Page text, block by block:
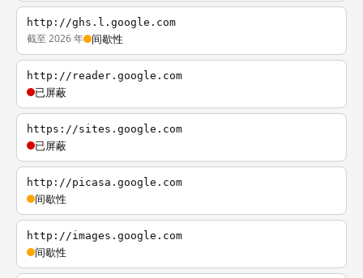
http://ghs.l.google.com
截至 2026 年 间歇性
http://reader.google.com
已屏蔽
https://sites.google.com
已屏蔽
http://picasa.google.com
间歇性
http://images.google.com
间歇性